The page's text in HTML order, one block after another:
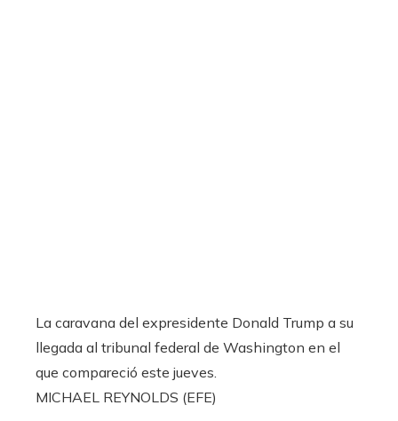
La caravana del expresidente Donald Trump a su
llegada al tribunal federal de Washington en el
que compareció este jueves.
MICHAEL REYNOLDS (EFE)